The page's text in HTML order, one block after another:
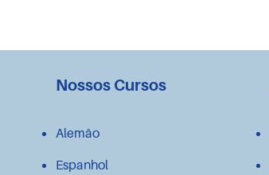
Nossos Cursos
Alemão
Espanhol